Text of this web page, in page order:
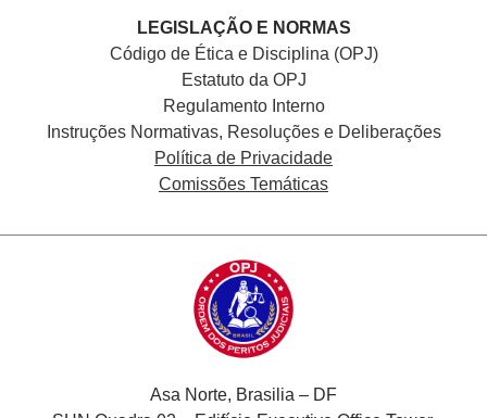
LEGISLAÇÃO E NORMAS
Código de Ética e Disciplina (OPJ)
Estatuto da OPJ
Regulamento Interno
Instruções Normativas, Resoluções e Deliberações
Política de Privacidade
Comissões Temáticas
Asa Norte, Brasilia – DF